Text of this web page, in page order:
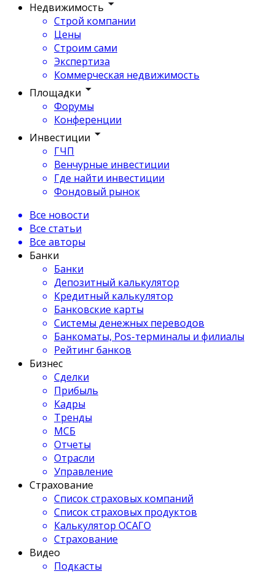
Недвижимость
Строй компании
Цены
Строим сами
Экспертиза
Коммерческая недвижимость
Площадки
Форумы
Конференции
Инвестиции
ГЧП
Венчурные инвестиции
Где найти инвестиции
Фондовый рынок
Все новости
Все статьи
Все авторы
Банки
Банки
Депозитный калькулятор
Кредитный калькулятор
Банковские карты
Системы денежных переводов
Банкоматы, Pos-терминалы и филиалы
Рейтинг банков
Бизнес
Сделки
Прибыль
Кадры
Тренды
МСБ
Отчеты
Отрасли
Управление
Страхование
Список страховых компаний
Список страховых продуктов
Калькулятор ОСАГО
Страхование
Видео
Подкасты